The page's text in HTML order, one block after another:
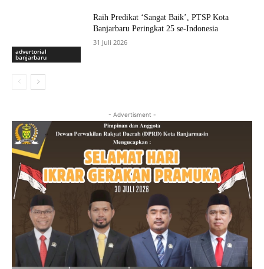
advertorial
banjarbaru
Raih Predikat ‘Sangat Baik’, PTSP Kota
Banjarbaru Peringkat 25 se-Indonesia
31 Juli 2026
- Advertisment -